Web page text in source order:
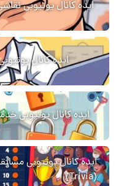
ایده کانال یوتیوبی
ایده کانال
ایده کانال یوتیوبی
ایده کانال یوتیوبی
(Trivia)